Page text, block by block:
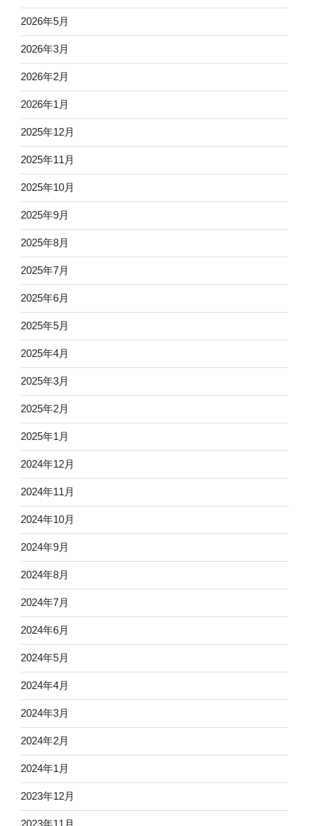
2026年5月
2026年3月
2026年2月
2026年1月
2025年12月
2025年11月
2025年10月
2025年9月
2025年8月
2025年7月
2025年6月
2025年5月
2025年4月
2025年3月
2025年2月
2025年1月
2024年12月
2024年11月
2024年10月
2024年9月
2024年8月
2024年7月
2024年6月
2024年5月
2024年4月
2024年3月
2024年2月
2024年1月
2023年12月